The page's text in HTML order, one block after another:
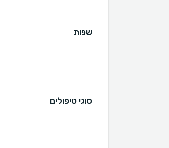
שפות
סוגי טיפולים